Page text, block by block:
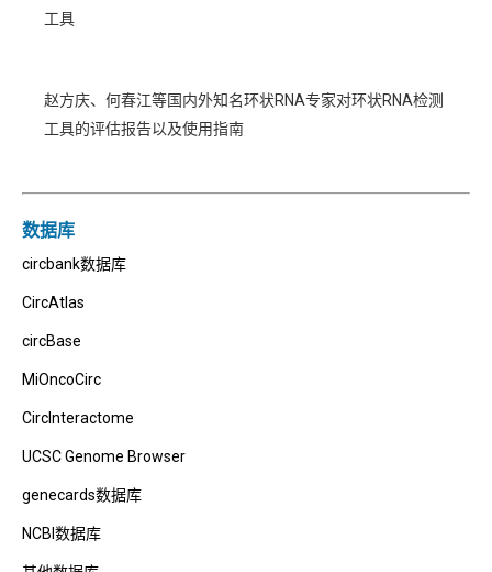
工具
赵方庆、何春江等国内外知名环状RNA专家对环状RNA检测
工具的评估报告以及使用指南
数据库
circbank数据库
CircAtlas
circBase
MiOncoCirc
CircInteractome
UCSC Genome Browser
genecards数据库
NCBI数据库